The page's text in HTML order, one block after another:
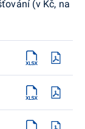
(v Kč, na